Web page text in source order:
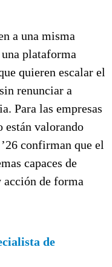
a una misma
plataforma
quieren escalar el
renunciar a
Para las empresas
están valorando
confirman que el
capaces de
de forma
de